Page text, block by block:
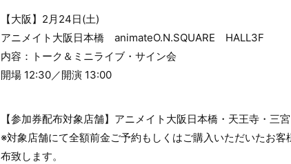
【大阪】2月24日(土)
アニメイト大阪日本橋 animateO.N.SQUARE HALL3F
内容：トーク＆ミニライブ・サイン会
開場 12:30／開演 13:00
【参加券配布対象店舗】アニメイト大阪日本橋・天王寺・三
※対象店舗にて全額前金ご予約もしくはご購入いただいたお
布致します。